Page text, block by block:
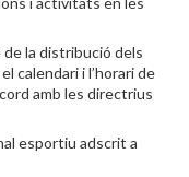
de la distribució dels
calendari i l’horari de
amb les directrius
esportiu adscrit a